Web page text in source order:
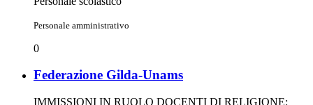
Personale amministrativo
0
Federazione Gilda-Unams
IMMISSIONI IN RUOLO DOCENTI DI RELIGIONE: